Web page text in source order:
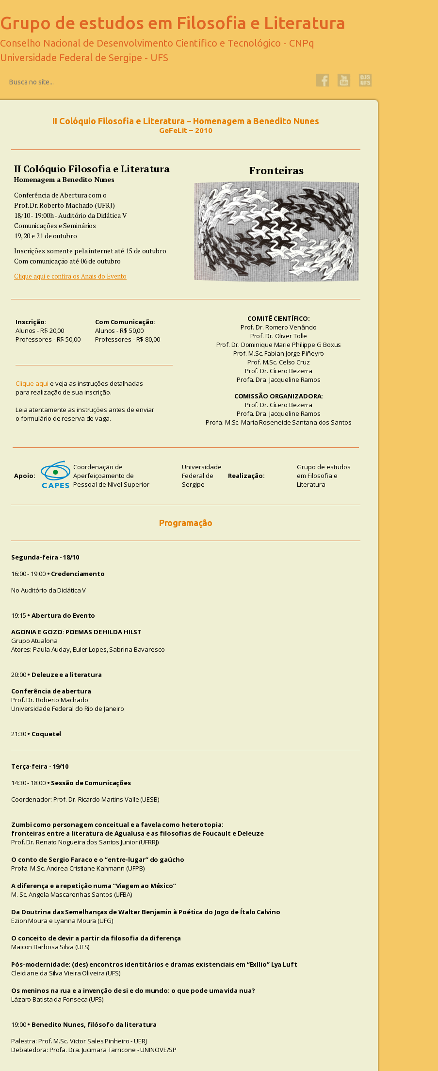
Grupo de estudos em Filosofia e Literatura
Conselho Nacional de Desenvolvimento Científico e Tecnológico - CNPq
Universidade Federal de Sergipe - UFS
II Colóquio Filosofia e Literatura – Homenagem a Benedito Nunes
GeFeLit – 2010
II Colóquio Filosofia e Literatura
Homenagem a Benedito Nunes
Conferência de Abertura com o
Prof. Dr. Roberto Machado (UFRJ)
18/10 - 19:00h - Auditório da Didática V
Comunicações e Seminários
19, 20 e 21 de outubro
Inscrições somente pela internet até 15 de outubro
Com comunicação até 06 de outubro
Clique aqui e confira os Anais do Evento
Fronteiras
Inscrição:
Alunos - R$ 20,00
Professores - R$ 50,00
Com Comunicação:
Alunos - R$ 50,00
Professores - R$ 80,00
Clique aqui e veja as instruções detalhadas
para realização de sua inscrição.
Leia atentamente as instruções antes de enviar
o formulário de reserva de vaga.
COMITÊ CIENTÍFICO:
Prof. Dr. Romero Venâncio
Prof. Dr. Oliver Tolle
Prof. Dr. Dominique Marie Philippe G Boxus
Prof. M.Sc. Fabian Jorge Piñeyro
Prof. M.Sc. Celso Cruz
Prof. Dr. Cícero Bezerra
Profa. Dra. Jacqueline Ramos
COMISSÃO ORGANIZADORA:
Prof. Dr. Cícero Bezerra
Profa. Dra. Jacqueline Ramos
Profa. M.Sc. Maria Roseneide Santana dos Santos
Apoio:
Coordenação de
Aperfeiçoamento de
Pessoal de Nível Superior
Universidade
Federal de
Sergipe
Realização:
Grupo de estudos
em Filosofia e
Literatura
Programação
Segunda-feira - 18/10
16:00 - 19:00• Credenciamento
No Auditório da Didática V
19:15 • Abertura do Evento
AGONIA E GOZO: POEMAS DE HILDA HILST
Grupo Atualona
Atores: Paula Auday, Euler Lopes, Sabrina Bavaresco
20:00• Deleuze e a literatura
Conferência de abertura
Prof. Dr. Roberto Machado
Universidade Federal do Rio de Janeiro
21:30• Coquetel
Terça-feira - 19/10
14:30 - 18:00• Sessão de Comunicações
Coordenador: Prof. Dr. Ricardo Martins Valle (UESB)
Zumbi como personagem conceitual e a favela como heterotopia:
fronteiras entre a literatura de Agualusa e as filosofias de Foucault e Deleuze
Prof. Dr. Renato Nogueira dos Santos Junior (UFRRJ)
O conto de Sergio Faraco e o “entre-lugar” do gaúcho
Profa. M.Sc. Andrea Cristiane Kahmann (UFPB)
A diferença e a repetição numa “Viagem ao México”
M. Sc. Angela Mascarenhas Santos (UFBA)
Da Doutrina das Semelhanças de Walter Benjamin à Poética do Jogo de Ítalo Calvino
Ezion Moura e Lyanna Moura (UFG)
O conceito de devir a partir da filosofia da diferença
Maicon Barbosa Silva (UFS)
Pós-modernidade: (des) encontros identitários e dramas existenciais em “Exílio” Lya Luft
Cleidiane da Silva Vieira Oliveira (UFS)
Os meninos na rua e a invenção de si e do mundo: o que pode uma vida nua?
Lázaro Batista da Fonseca (UFS)
19:00• Benedito Nunes, filósofo da literatura
Palestra: Prof. M.Sc. Victor Sales Pinheiro - UERJ
Debatedora: Profa. Dra. Jucimara Tarricone - UNINOVE/SP